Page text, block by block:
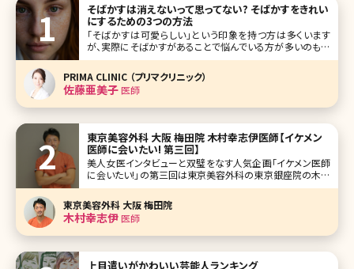
そばかすは消えないって思ってない? そばかすをきれい
にするための3つの方法
「そばかすは可愛らしい」という印象を持つ方は多くいます
が、実際にそばかすがあることで悩んでいる方が多いのも事
実。「小さい頃はそばかすって言えたけど、大人になったらた
だのシミって思われる」、そんな友達の発言を聞くこともしば
しばあります。でも現代の美容医療ならそばかすだってきれ
いに治療することが可能なの
PRIMA CLINIC （プリマクリニック）
佐藤亜美子医師
東京美容外科 大阪 梅田院 木村幸志伊医師【イケメン
医師に会いたい! 第三回】
美人女医インタビューと双璧をなす人気企画「イケメン医師
に会いたい!」の第三回は東京美容外科の東京銀座院の木村
幸志伊(きむら こうし)院長です（現在、大阪梅田院にて勤
務）。 筋トレが趣味なだけあり、外見は精悍という言葉がよく
似合います。 形成外科を基礎とされ、得意とされている輪郭
形成術に関する箇所
東京美容外科 大阪 梅田院
木村幸志伊医師
上目遣いがかわいい芸能人ランキング